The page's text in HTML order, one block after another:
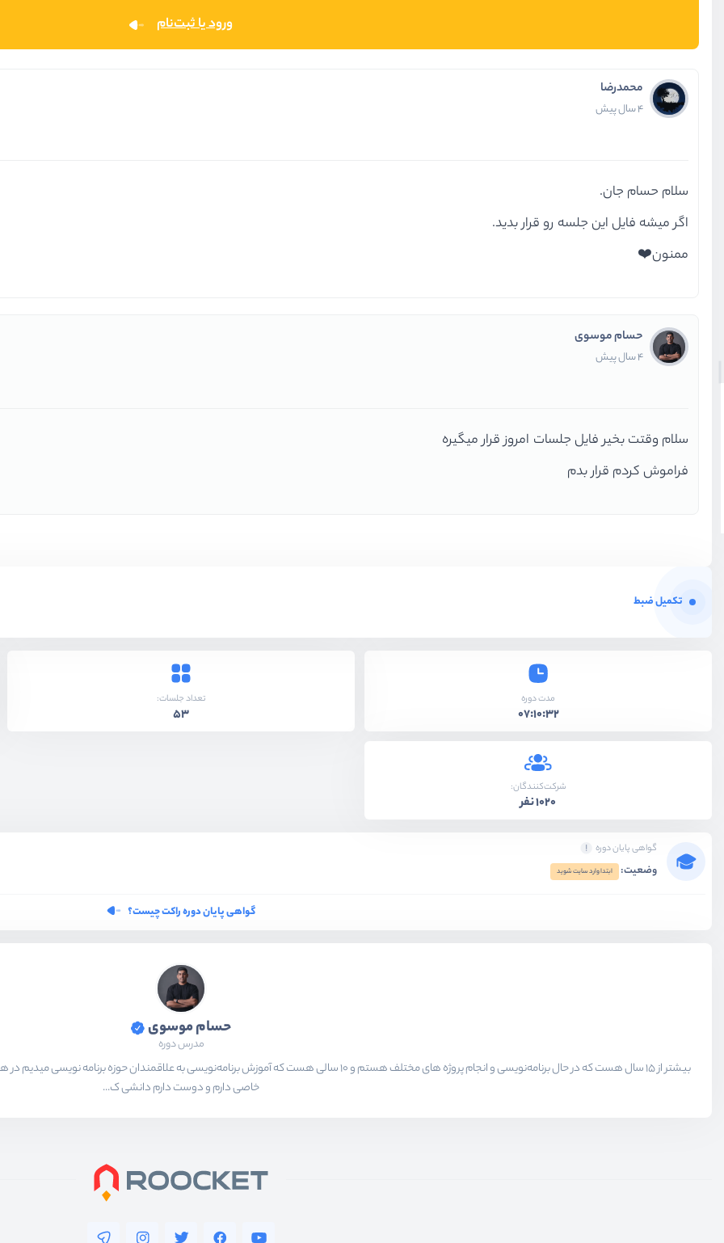
ورود یا ثبت‌نام
محمدرضا
4 سال پیش
سلام حسام جان.
اگر میشه فایل این جلسه رو قرار بدید.
ممنون❤️
حسام موسوی
4 سال پیش
سلام وقتت بخیر فایل جلسات امروز قرار میگیره
فراموش کردم قرار بدم
تکمیل ضبط
مدت دوره
07:10:32
تعداد جلسات:
53
شرکت‌کنندگان:
1020 نفر
گواهی پایان دوره
وضعیت: ابتدا وارد سایت شوید
گواهی پایان دوره راکت چیست؟
حسام موسوی
مدرس دوره
بیشتر از ۱۵ سال هست که در حال برنامه‌نویسی و انجام پروژه های مختلف هستم و ۱۰ سالی هست که آموزش برنامه‌نویسی
خاصی دارم و دوست دارم دانشی ک...